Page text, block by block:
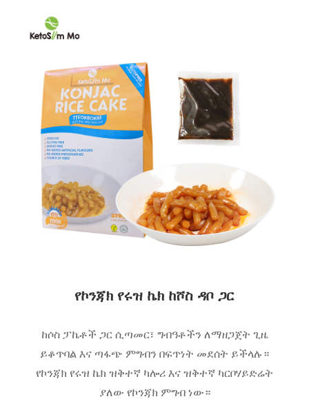
የኮንጃክ የሩዝ ኬክ ከሾስ ዳቦ ጋር
ከሶስ ፓኬቶች ጋር ሲጣመር፣ ግብዓቶችን ለማዘጋጀት ጊዜ
ይቆጥባል እና ጣፋጭ ምግብን በፍጥነት መደሰት ይችላሉ።
የኮንጃክ የሩዝ ኬክ ዝቅተኛ ካሎሪ እና ዝቅተኛ ካርቦሃይድሬት
ያለው የኮንጃክ ምግብ ነው።